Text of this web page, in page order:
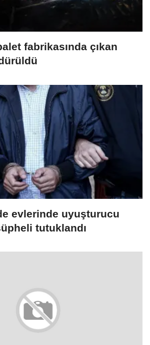
fabrikasında çıkan
evlerinde uyuşturucu
tutuklandı